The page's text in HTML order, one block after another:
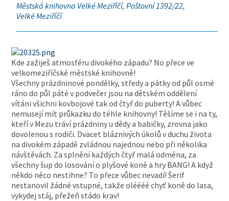
Městská knihovna Velké Meziříčí, Poštovní 1392/22,
Velké Meziříčí
Kde zažiješ atmosféru divokého západu? No přece ve
velkomeziříčské městské knihovně!
Všechny prázdninové pondělky, středy a pátky od půl osmé
ráno do půl páté v podvečer jsou na dětském oddělení
vítáni všichni kovbojové tak od čtyř do puberty! A vůbec
nemusejí mít průkazku do téhle knihovny! Těšíme se i na ty,
kteří v Mezu tráví prázdniny u dědy a babičky, zrovna jako
dovolenou s rodiči. Dvacet bláznivých úkolů v duchu života
na divokém západě zvládnou najednou nebo při několika
návštěvách. Za splnění každých čtyř malá odměna, za
všechny šup do losování o plyšové koně a hry BANG! A když
někdo něco nestihne? To přece vůbec nevadí! Šerif
nestanovil žádné vstupné, takže oléééé chyť koně do lasa,
vykydej stáj, přežeň stádo krav!